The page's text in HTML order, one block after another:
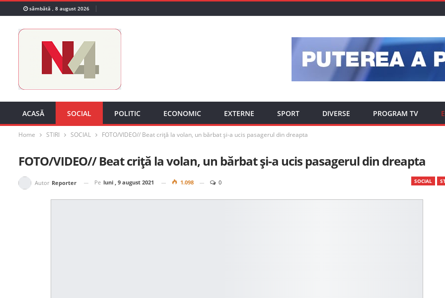
sâmbătă , 8 august 2026
ACASĂ SOCIAL POLITIC ECONOMIC EXTERNE SPORT DIVERSE PROGRAM TV
Home STIRI SOCIAL FOTO/VIDEO// Beat criță la volan, un bărbat și-a ucis pasagerul din dreapta
FOTO/VIDEO// Beat criță la volan, un bărbat și-a ucis pasagerul din dreapta
SOCIAL
Autor Reporter Pe luni , 9 august 2021 1.098 0